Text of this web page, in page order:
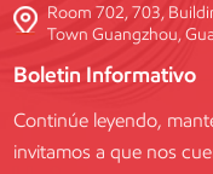
Room 702, 703,
Town Guangzhou,
Boletin Informativo
Continúe leyendo,
invitamos a que nos